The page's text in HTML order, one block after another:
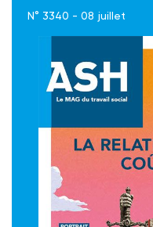
N° 3340 - 08 juillet